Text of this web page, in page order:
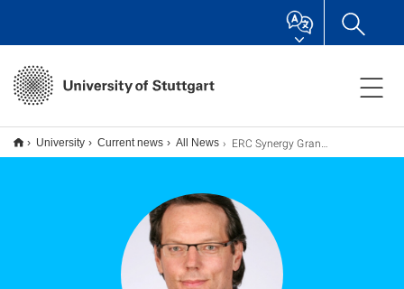
University Current news All News ERC Synergy Grant für Prof. Jörn Birkmann